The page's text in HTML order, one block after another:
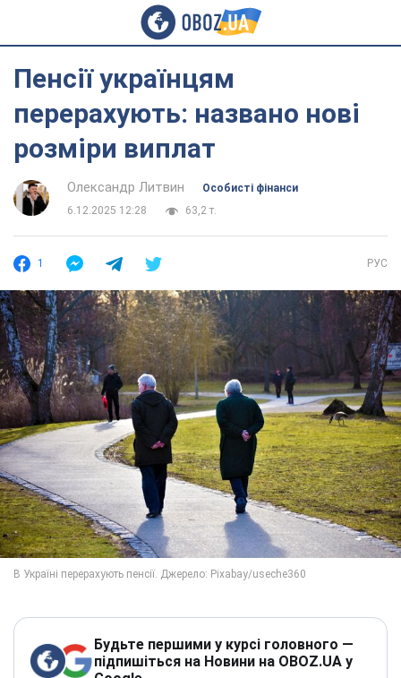
Пенсії українцям
перерахують: названо нові
розміри виплат
Олександр Литвин
Особисті фінанси
6.12.2025 12:28
63,2 т.
1 РУС
Будьте першими у курсі головного —
підпишіться на Новини на OBOZ.UA у